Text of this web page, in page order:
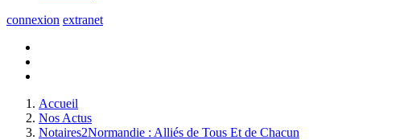
connexion extranet
Accueil
Nos Actus
Notaires2Normandie : Alliés de Tous Et de Chacun